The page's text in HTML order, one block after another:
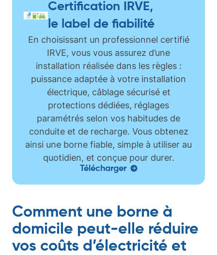
Certification IRVE,
le label de fiabilité
En choisissant un professionnel certifié
IRVE, vous vous assurez d’une
installation réalisée dans les règles :
puissance adaptée à votre installation
électrique, câblage sécurisé et
protections dédiées, réglages
paramétrés selon vos habitudes de
conduite et de recharge. Vous obtenez
ainsi une borne fiable, simple à utiliser au
quotidien, et conçue pour durer.
Télécharger
Comment une borne à
domicile peut-elle réduire
vos coûts d’électricité et